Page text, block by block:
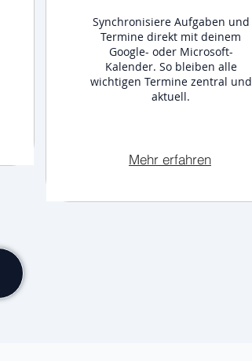
Synchronisiere Aufgaben und
Termine direkt mit deinem
Google- oder Microsoft-
Kalender. So bleiben alle
wichtigen Termine zentral und
aktuell.
Mehr erfahren